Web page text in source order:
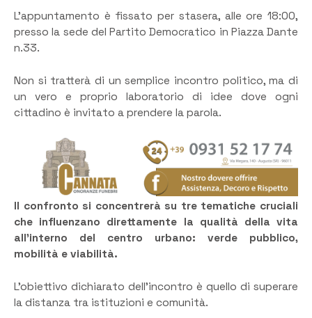
​L’appuntamento è fissato per stasera, alle ore 18:00,
presso la sede del Partito Democratico in Piazza Dante
n.33.
Non si tratterà di un semplice incontro politico, ma di
un vero e proprio laboratorio di idee dove ogni
cittadino è invitato a prendere la parola.
Il confronto si concentrerà su tre tematiche cruciali
che influenzano direttamente la qualità della vita
all’interno del centro urbano: verde pubblico,
mobilità e viabilità.
​L’obiettivo dichiarato dell’incontro è quello di superare
la distanza tra istituzioni e comunità.